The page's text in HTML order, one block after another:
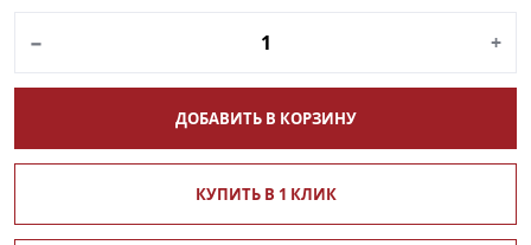
− +
ДОБАВИТЬ В КОРЗИНУ
КУПИТЬ В 1 КЛИК